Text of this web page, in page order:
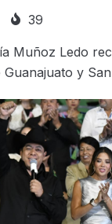
39
Muñoz Ledo
y